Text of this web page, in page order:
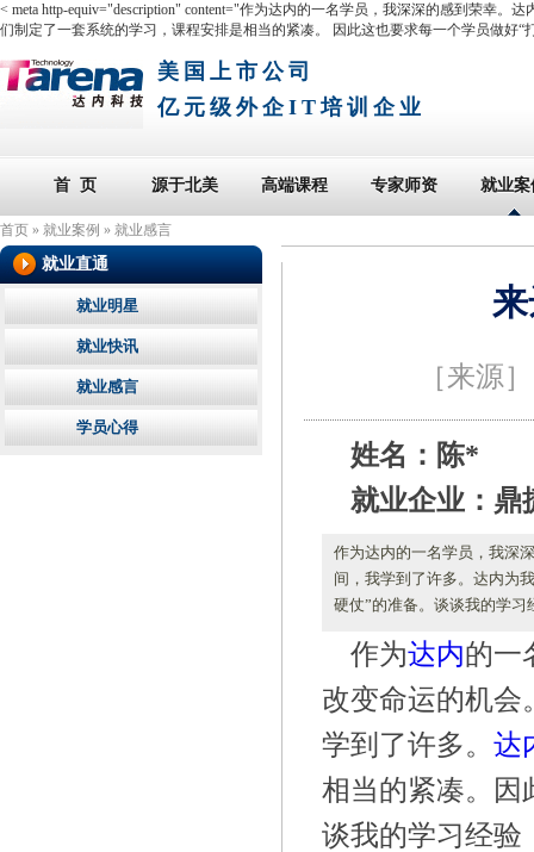
< meta http-equiv="description" content="作为达内的一名学员，我深深的感到荣幸
们制定了一套系统的学习，课程安排是相当的紧凑。 因此这也要求每一个学员做好
美国上市公司
亿元级外企IT培训企业
首 页 源于北美 高端课程 专家师资 就业案
首页 » 就业案例 » 就业感言
［来源
姓名：陈*
就业企业：鼎
作为达内的一名学员，我深
间，我学到了许多。达内为
硬仗”的准备。谈谈我的学习
作为达内的一
改变命运的机会
学到了许多。 达
相当的紧凑。因
谈我的学习经验
就业直通
就业明星
就业快讯
就业感言
学员心得